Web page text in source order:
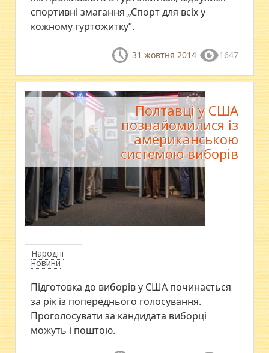
спортивні змагання „Спорт для всіх у
кожному гуртожитку”.
31 жовтня 2014 1647
Народні
новини
Полтавці у США
познайомилися із
американською
системою виборів
Підготовка до виборів у США починається
за рік із попереднього голосування.
Проголосувати за кандидата виборці
можуть і поштою.